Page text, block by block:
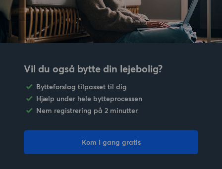
Vil du også bytte din lejebolig?
Bytteforslag tilpasset til dig
Hjælp under hele bytteprocessen
Nem registrering på 2 minutter
Kom i gang gratis